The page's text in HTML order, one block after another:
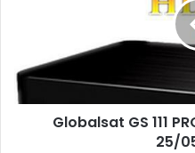
Globalsat GS 111
25/